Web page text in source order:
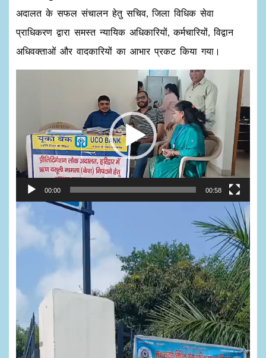
अदालत के सफल संचालन हेतु सचिव, जिला विधिक सेवा
प्राधिकरण द्वारा समस्त न्यायिक अधिकारियों, कर्मचारियों, विद्वान
अधिवक्ताओं और वादकारियों का आभार प्रकट किया गया।
00:00 00:58
Video
Player